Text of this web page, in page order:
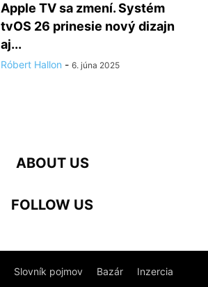
Apple TV sa zmení. Systém
tvOS 26 prinesie nový dizajn
aj...
Róbert Hallon - 6. júna 2025
ABOUT US
FOLLOW US
Slovník pojmov Bazár Inzercia